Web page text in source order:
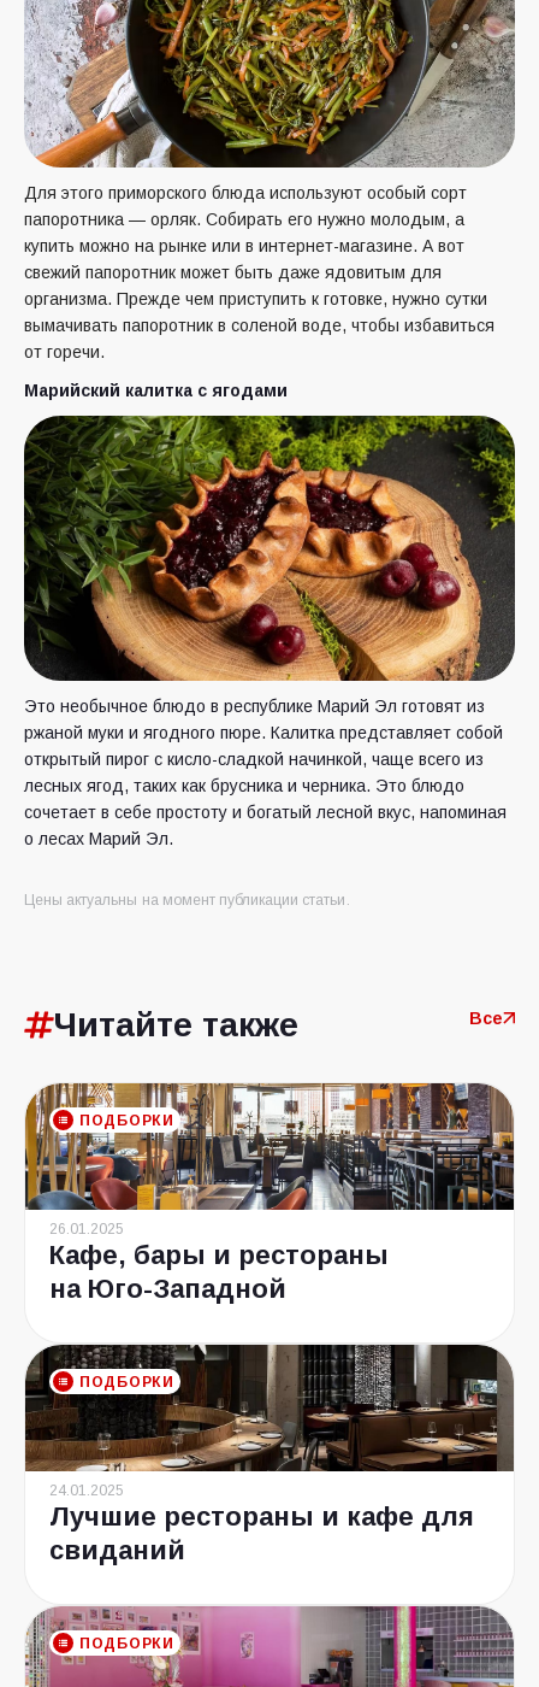
Для этого приморского блюда используют особый сорт
папоротника — орляк. Собирать его нужно молодым, а
купить можно на рынке или в интернет-магазине. А вот
свежий папоротник может быть даже ядовитым для
организма. Прежде чем приступить к готовке, нужно сутки
вымачивать папоротник в соленой воде, чтобы избавиться
от горечи.
Марийский калитка с ягодами
Это необычное блюдо в республике Марий Эл готовят из
ржаной муки и ягодного пюре. Калитка представляет собой
открытый пирог с кисло-сладкой начинкой, чаще всего из
лесных ягод, таких как брусника и черника. Это блюдо
сочетает в себе простоту и богатый лесной вкус, напоминая
о лесах Марий Эл.
Цены актуальны на момент публикации статьи.
Читайте также Все
ПОДБОРКИ
26.01.2025
Кафе, бары и рестораны
на Юго-Западной
ПОДБОРКИ
24.01.2025
Лучшие рестораны и кафе для
свиданий
ПОДБОРКИ